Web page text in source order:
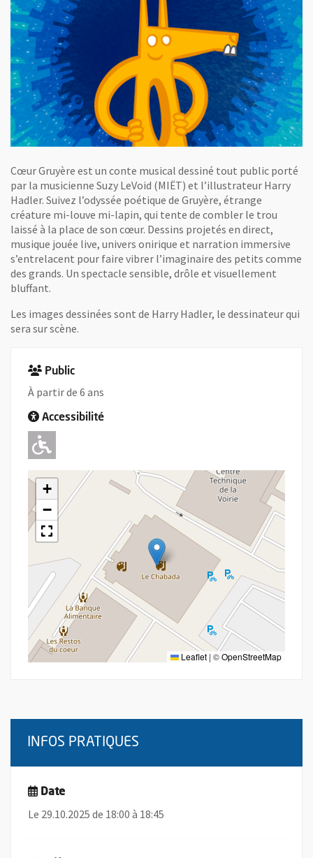
Cœur Gruyère est un conte musical dessiné tout public porté
par la musicienne Suzy LeVoid (MIËT) et l’illustrateur Harry
Hadler. Suivez l’odyssée poétique de Gruyère, étrange
créature mi-louve mi-lapin, qui tente de combler le trou
laissé à la place de son cœur. Dessins projetés en direct,
musique jouée live, univers onirique et narration immersive
s’entrelacent pour faire vibrer l’imaginaire des petits comme
des grands. Un spectacle sensible, drôle et visuellement
bluffant.
Les images dessinées sont de Harry Hadler, le dessinateur qui
sera sur scène.
Public
À partir de 6 ans
Accessibilité
Adapté pour l'handicap Moteur
+
−
Leaflet | ©OpenStreetMap
INFOS PRATIQUES
Date
Le 29.10.2025 de 18:00 à 18:45